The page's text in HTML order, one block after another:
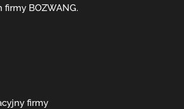
firmy BOZWANG.
firmy